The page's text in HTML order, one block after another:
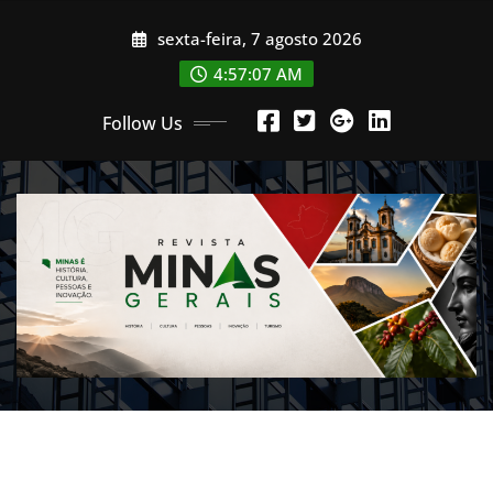
sexta-feira, 7 agosto 2026
4:57:09 AM
Follow Us